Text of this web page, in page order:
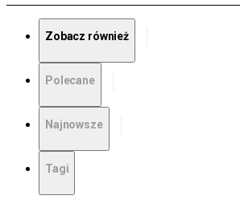
Zobacz również
Polecane
Najnowsze
Tagi